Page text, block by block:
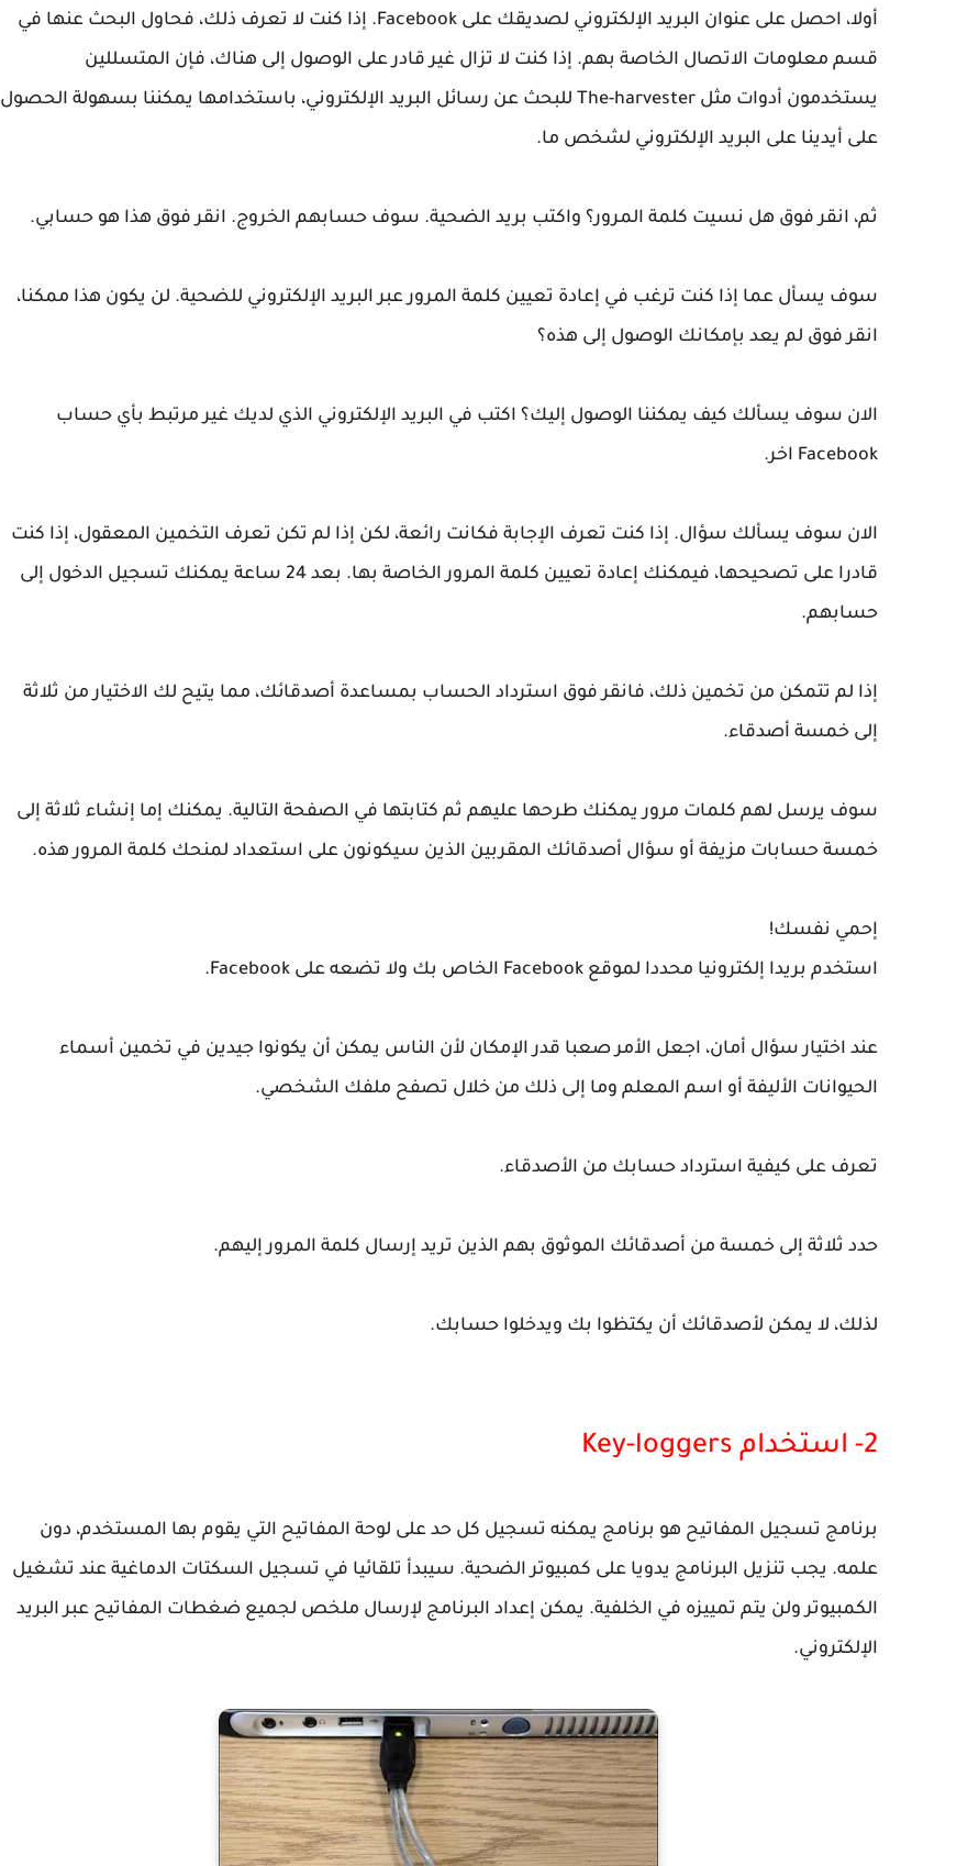
أولا، احصل على عنوان البريد الإلكتروني لصديقك على Facebook. إذا كنت لا تعرف ذلك، فحاول البحث عنها في
قسم معلومات الاتصال الخاصة بهم. إذا كنت لا تزال غير قادر على الوصول إلى هناك، فإن المتسللين
يستخدمون أدوات مثل The-harvester للبحث عن رسائل البريد الإلكتروني، باستخدامها يمكننا بسهولة الحصول
على أيدينا على البريد الإلكتروني لشخص ما.
ثم، انقر فوق هل نسيت كلمة المرور؟ واكتب بريد الضحية. سوف حسابهم الخروج. انقر فوق هذا هو حسابي.
سوف يسأل عما إذا كنت ترغب في إعادة تعيين كلمة المرور عبر البريد الإلكتروني للضحية. لن يكون هذا ممكنا،
انقر فوق لم يعد بإمكانك الوصول إلى هذه؟
الان سوف يسألك كيف يمكننا الوصول إليك؟ اكتب في البريد الإلكتروني الذي لديك غير مرتبط بأي حساب
Facebook اخر.
الان سوف يسألك سؤال. إذا كنت تعرف الإجابة فكانت رائعة، لكن إذا لم تكن تعرف التخمين المعقول، إذا كنت
قادرا على تصحيحها، فيمكنك إعادة تعيين كلمة المرور الخاصة بها. بعد 24 ساعة يمكنك تسجيل الدخول إلى
حسابهم.
إذا لم تتمكن من تخمين ذلك، فانقر فوق استرداد الحساب بمساعدة أصدقائك، مما يتيح لك الاختيار من ثلاثة
إلى خمسة أصدقاء.
سوف يرسل لهم كلمات مرور يمكنك طرحها عليهم ثم كتابتها في الصفحة التالية. يمكنك إما إنشاء ثلاثة إلى
خمسة حسابات مزيفة أو سؤال أصدقائك المقربين الذين سيكونون على استعداد لمنحك كلمة المرور هذه.
إحمي نفسك!
استخدم بريدا إلكترونيا محددا لموقع Facebook الخاص بك ولا تضعه على Facebook.
عند اختيار سؤال أمان، اجعل الأمر صعبا قدر الإمكان لأن الناس يمكن أن يكونوا جيدين في تخمين أسماء
الحيوانات الأليفة أو اسم المعلم وما إلى ذلك من خلال تصفح ملفك الشخصي.
تعرف على كيفية استرداد حسابك من الأصدقاء.
حدد ثلاثة إلى خمسة من أصدقائك الموثوق بهم الذين تريد إرسال كلمة المرور إليهم.
لذلك، لا يمكن لأصدقائك أن يكتظوا بك ويدخلوا حسابك.
2- استخدام Key-loggers
برنامج تسجيل المفاتيح هو برنامج يمكنه تسجيل كل حد على لوحة المفاتيح التي يقوم بها المستخدم، دون
علمه. يجب تنزيل البرنامج يدويا على كمبيوتر الضحية. سيبدأ تلقائيا في تسجيل السكتات الدماغية عند تشغيل
الكمبيوتر ولن يتم تمييزه في الخلفية. يمكن إعداد البرنامج لإرسال ملخص لجميع ضغطات المفاتيح عبر البريد
الإلكتروني.